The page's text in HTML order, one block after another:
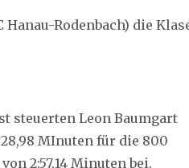
Hanau-Rodenbach) die
steuerten Leon Baumgart
MInuten für die 800
2:57,14 Minuten bei.